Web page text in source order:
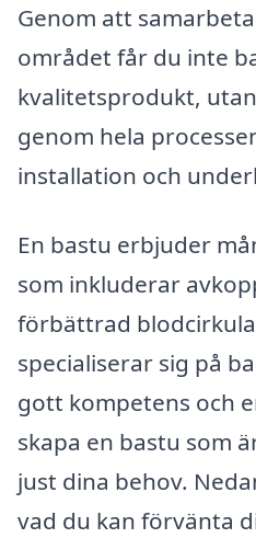
Genom att
området får du inte
kvalitetsprodukt,
genom hela
installation och
En bastu erbjuder
som inkluderar
förbättrad
specialiserar sig på
gott kompetens och
skapa en bastu som
just dina behov.
vad du kan förvänta